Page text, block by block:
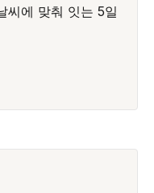
씨에 맞춰 잇는 5일